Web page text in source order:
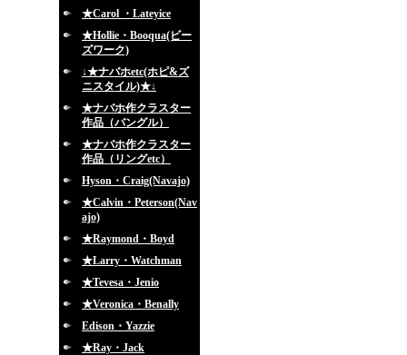
★Carol ・Lateyice
★Hollie・Booqua(ビー
ズワーク)
↓★ナバホetc(ホピ&ズ
ニスタイル)★↓
★ナバホ作クラスター
作品（バングル）
★ナバホ作クラスター
作品（リングetc）
Hyson・Craig(Navajo)
★Calvin・Peterson(Nav
ajo)
★Raymond・Boyd
★Larry・Watchman
★Tevesa・Jenio
★Veronica・Benally
Edison・Yazzie
★Ray・Jack